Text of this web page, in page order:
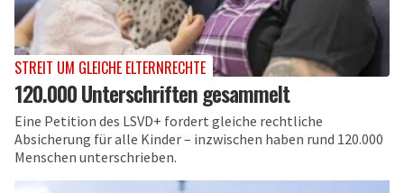
STREIT UM GLEICHE ELTERNRECHTE
120.000 Unterschriften gesammelt
Eine Petition des LSVD+ fordert gleiche rechtliche
Absicherung für alle Kinder – inzwischen haben rund 120.000
Menschen unterschrieben.